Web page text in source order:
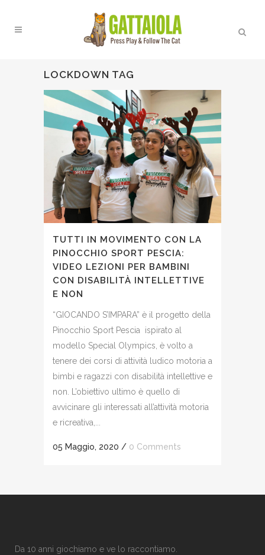
LOCKDOWN TAG
TUTTI IN MOVIMENTO CON LA
PINOCCHIO SPORT PESCIA:
VIDEO LEZIONI PER BAMBINI
CON DISABILITÀ INTELLETTIVE
E NON
“GIOCANDO S’IMPARA” è il progetto della
Pinocchio Sport Pescia ispirato al
modello Special Olympics, è volto a
tenere dei corsi di attività ludico motoria a
bimbi e ragazzi con disabilità intellettive e
non. L’obiettivo ultimo è quello di
avvicinare gli interessati all’attività motoria
e ricreativa,...
05 Maggio, 2020 / 0 Comments
Da 10 anni giochiamo e ve lo raccontiamo.